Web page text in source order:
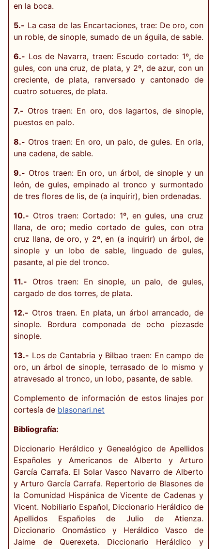
en la boca.
5.- La casa de las Encartaciones, trae: De oro, con
un roble, de sinople, sumado de un águila, de sable.
6.- Los de Navarra, traen: Escudo cortado: 1º, de
gules, con una cruz, de plata, y 2º, de azur, con un
creciente, de plata, ranversado y cantonado de
cuatro sotueres, de plata.
7.- Otros traen: En oro, dos lagartos, de sinople,
puestos en palo.
8.- Otros traen: En oro, un palo, de gules. En orla,
una cadena, de sable.
9.- Otros traen: En oro, un árbol, de sinople y un
león, de gules, empinado al tronco y surmontado
de tres flores de lis, de (a inquirir), bien ordenadas.
10.- Otros traen: Cortado: 1º, en gules, una cruz
llana, de oro; medio cortado de gules, con otra
cruz llana, de oro, y 2º, en (a inquirir) un árbol, de
sinople y un lobo de sable, linguado de gules,
pasante, al pie del tronco.
11.- Otros traen: En sinople, un palo, de gules,
cargado de dos torres, de plata.
12.- Otros traen. En plata, un árbol arrancado, de
sinople. Bordura componada de ocho piezasde
sinople.
13.- Los de Cantabria y Bilbao traen: En campo de
oro, un árbol de sinople, terrasado de lo mismo y
atravesado al tronco, un lobo, pasante, de sable.
Complemento de información de estos linajes por
cortesía de blasonari.net
Bibliografía:
Diccionario Heráldico y Genealógico de Apellidos
Españoles y Americanos de Alberto y Arturo
García Carrafa. El Solar Vasco Navarro de Alberto
y Arturo García Carrafa. Repertorio de Blasones de
la Comunidad Hispánica de Vicente de Cadenas y
Vicent. Nobiliario Español, Diccionario Heráldico de
Apellidos Españoles de Julio de Atienza.
Diccionario Onomástico y Heráldico Vasco de
Jaime de Querexeta. Diccionario Heráldico y